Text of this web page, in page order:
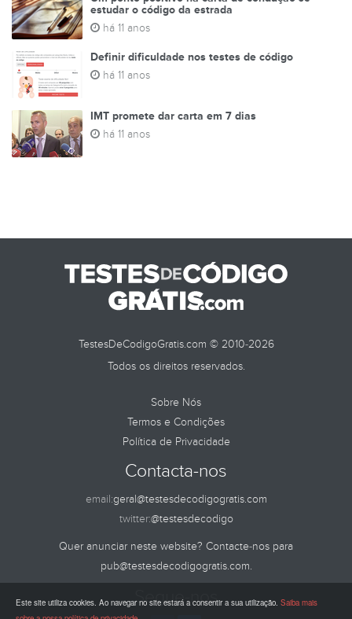
estudar o código da estrada
há 11 anos
Definir dificuldade nos testes de código
há 11 anos
IMT promete dar carta em 7 dias
há 11 anos
TestesDeCodigoGratis.com © 2010-2026
Todos os direitos reservados.
Sobre Nós
Termos e Condições
Política de Privacidade
Contacta-nos
email:geral@testesdecodigogratis.com
twitter:@testesdecodigo
Quer anunciar neste website? Contacte-nos para
pub@testesdecodigogratis.com.
Segue-nos
Este site utiliza cookies. Ao navegar no site estará a consentir a sua utilização. Saiba mais